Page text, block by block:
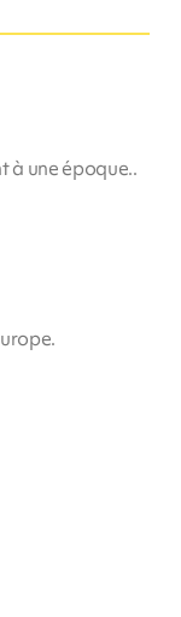
à une époque..